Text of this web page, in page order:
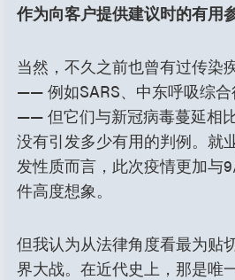
作为向客户提供建议时的有用
当然，不久之前也曾有过传染
—— 例如SARS、中东呼吸综合
—— 但它们与新冠病毒蔓延相
没有引发多少有用的判例。就
发性质而言，此次疫情更加与
件高度想象。
但我认为从法律角度看最为贴
界大战。在近代史上，那是唯